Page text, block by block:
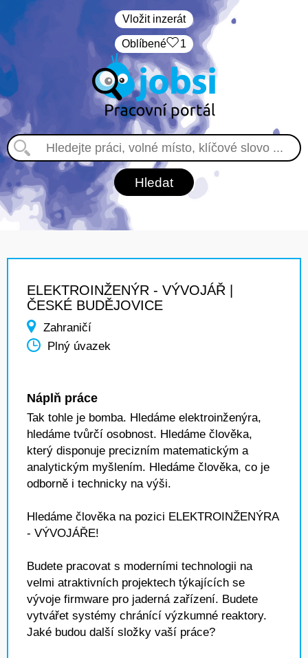
Vložit inzerát
Oblíbené 1
ELEKTROINŽENÝR - VÝVOJÁŘ |
ČESKÉ BUDĚJOVICE
Zahraničí
Plný úvazek
Náplň práce
Tak tohle je bomba. Hledáme elektroinženýra,
hledáme tvůrčí osobnost. Hledáme člověka,
který disponuje precizním matematickým a
analytickým myšlením. Hledáme člověka, co je
odborně i technicky na výši.
Hledáme člověka na pozici ELEKTROINŽENÝRA
- VÝVOJÁŘE!
Budete pracovat s moderními technologii na
velmi atraktivních projektech týkajících se
vývoje firmware pro jaderná zařízení. Budete
vytvářet systémy chránící výzkumné reaktory.
Jaké budou další složky vaší práce?